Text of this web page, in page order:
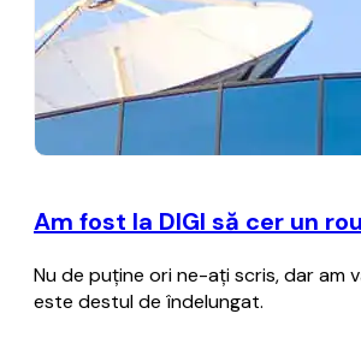
Am fost la DIGI să cer un
Nu de puţine ori ne-aţi scris, dar am
este destul de îndelungat.